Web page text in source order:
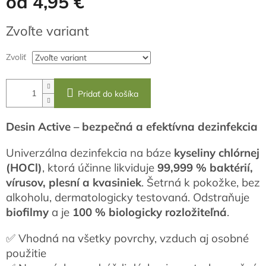
cena:
Zvoľte variant
Zvoliť
Pridať do košíka
Desin Active – bezpečná a efektívna dezinfekcia
Univerzálna dezinfekcia na báze kyseliny chlórnej
(HOCl), ktorá účinne likviduje 99,999 % baktérií,
vírusov, plesní a kvasiniek. Šetrná k pokožke, bez
alkoholu, dermatologicky testovaná. Odstraňuje
biofilmy a je 100 % biologicky rozložiteľná.
✅ Vhodná na všetky povrchy, vzduch aj osobné
použitie